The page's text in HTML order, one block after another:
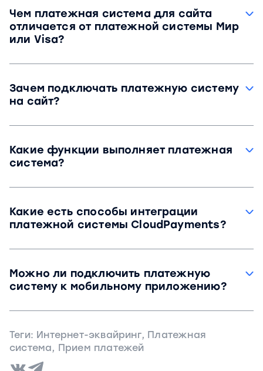
сервисов и инструментов, которые позволяют
бизнесу принимать и обрабатывать
безналичные онлайн-платежи через интернет.
Чем платежная система для сайта
отличается от платежной системы Мир
или Visa?
устанавливают правила работы банковских
карт, а платежная система для сайта — это
сервис, который по этим правилам принимает
Зачем подключать платежную систему
на сайт?
принимать онлайн-оплату, так как отсутствует
инфраструктура для авторизации, обработки
и перевода средств от клиента продавцу.
Какие функции выполняет платежная
система?
обработку онлайн-платежей, включая их
авторизацию, защиту данных.
Какие есть способы интеграции
платежной системы CloudPayments?
без прямой интеграции — с помощью
платежных ссылок и QR-кодов.
Можно ли подключить платежную
систему к мобильному приложению?
не только на сайт, но и в мобильное
приложение.
Теги: Интернет-эквайринг, Платежная
система, Прием платежей